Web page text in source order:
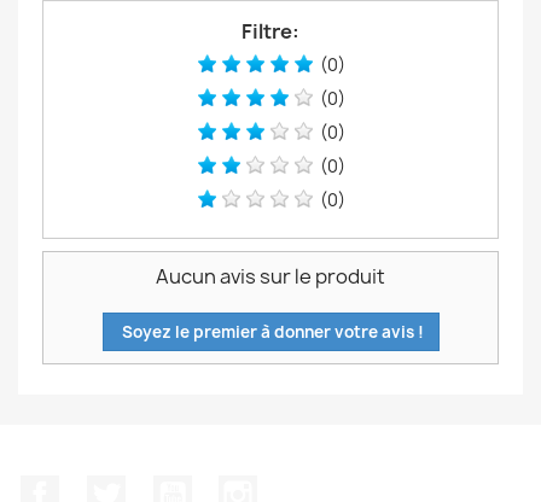
Filtre:
(0)
(0)
(0)
(0)
(0)
Aucun avis sur le produit
Soyez le premier à donner votre avis !